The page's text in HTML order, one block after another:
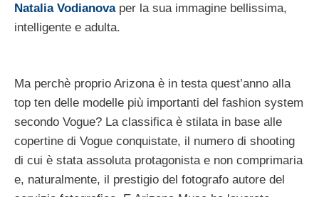
Natalia Vodianovaper la sua immagine bellissima,
intelligente e adulta.
Ma perchè proprio Arizona è in testa quest’anno alla
top ten delle modelle più importanti del fashion system
secondo Vogue? La classifica è stilata in base alle
copertine di Vogue conquistate, il numero di shooting
di cui è stata assoluta protagonista e non comprimaria
e, naturalmente, il prestigio del fotografo autore del